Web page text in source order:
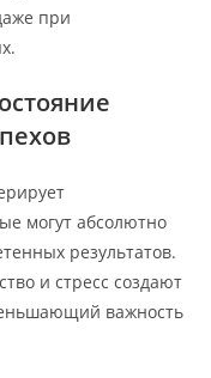
при
могут абсолютно
результатов.
и стресс создают
важность